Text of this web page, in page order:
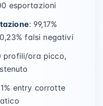
esportazioni
: 99,17%
falsi negativi
profili/ora picco,
entry corrotte